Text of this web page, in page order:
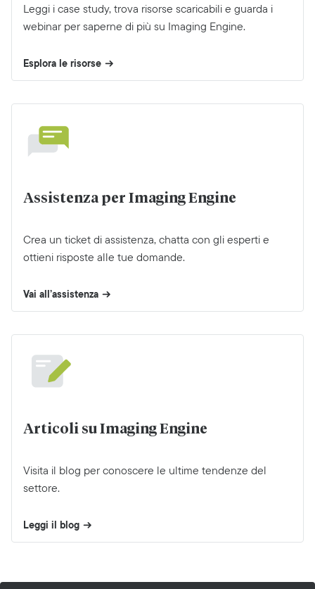
Leggi i case study, trova risorse scaricabili e guarda i
webinar per saperne di più su Imaging Engine.
Esplora le risorse
Assistenza per Imaging Engine
Crea un ticket di assistenza, chatta con gli esperti e
ottieni risposte alle tue domande.
Vai all’assistenza
Articoli su Imaging Engine
Visita il blog per conoscere le ultime tendenze del
settore.
Leggi il blog